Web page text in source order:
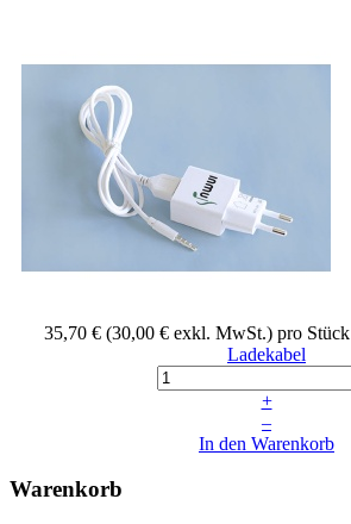
35,70 € (30,00 € exkl. MwSt.) pro Stück
Ladekabel
+
–
In den Warenkorb
Warenkorb